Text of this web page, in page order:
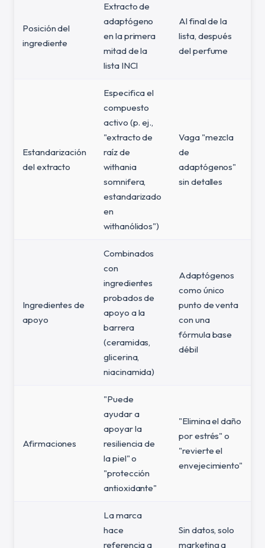
Posición del
ingrediente
Extracto de
adaptógeno
en la primera
mitad de la
lista INCI
Al final de la
lista, después
del perfume
Estandarización
del extracto
Especifica el
compuesto
activo (p. ej.,
"extracto de
raíz de
withania
somnifera,
estandarizado
en
withanólidos")
Vaga "mezcla
de
adaptógenos"
sin detalles
Ingredientes de
apoyo
Combinados
con
ingredientes
probados de
apoyo a la
barrera
(ceramidas,
glicerina,
niacinamida)
Adaptógenos
como único
punto de venta
con una
fórmula base
débil
Afirmaciones
"Puede
ayudar a
apoyar la
resiliencia de
la piel" o
"protección
antioxidante"
"Elimina el daño
por estrés" o
"revierte el
envejecimiento"
La marca
hace
referencia a
Sin datos, solo
marketing a